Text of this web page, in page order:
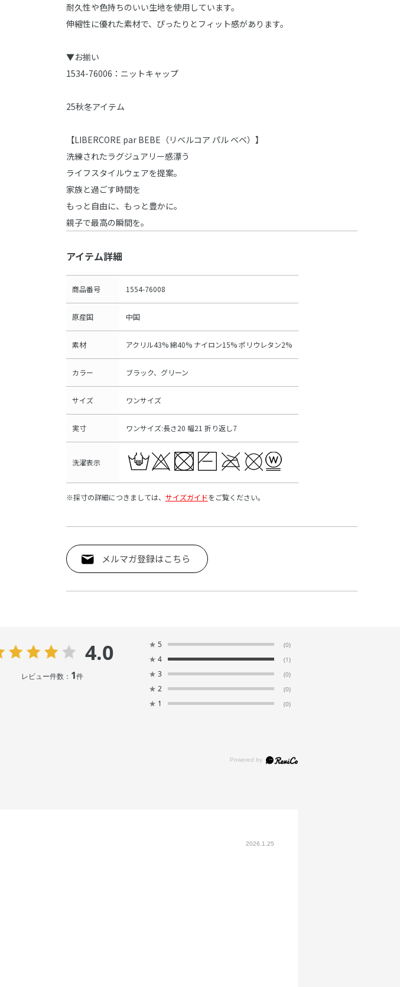
耐久性や色持ちのいい生地を使用しています。
伸縮性に優れた素材で、ぴったりとフィット感があります。
▼お揃い
1534-76006：ニットキャップ
25秋冬アイテム
【LIBERCORE par BEBE（リベルコア パル ベベ）】
洗練されたラグジュアリー感漂う
ライフスタイルウェアを提案。
家族と過ごす時間を
もっと自由に、もっと豊かに。
親子で最高の瞬間を。
アイテム詳細
商品番号 1554-76008
原産国 中国
素材 アクリル43% 綿40% ナイロン15% ポリウレタン2%
カラー ブラック、グリーン
サイズ ワンサイズ
実寸 ワンサイズ:長さ20 幅21 折り返し7
洗濯表示
※採寸の詳細につきましては、 サイズガイドをご覧ください。
メルマガ登録はこちら
4.0
レビュー件数： 1件
★ 5 (0)
★ 4 (1)
★ 3 (0)
★ 2 (0)
★ 1 (0)
2026.1.25